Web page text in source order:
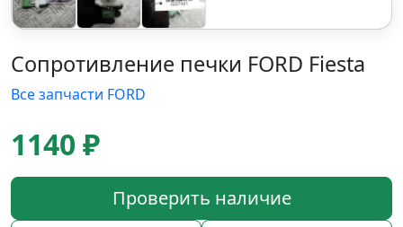
Сопротивление печки FORD Fiesta
Все запчасти FORD
1140 ₽
Проверить наличие